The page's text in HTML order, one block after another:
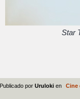
Star
Publicado por Uruloki en Cine